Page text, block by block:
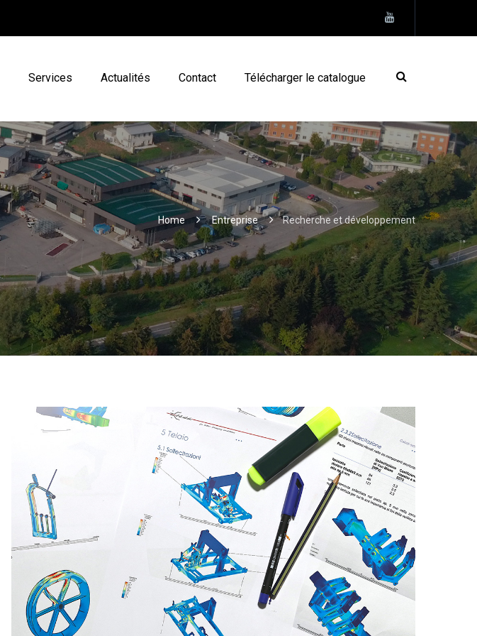
Services Actualités Contact Télécharger le catalogue
Home Entreprise Recherche et développement